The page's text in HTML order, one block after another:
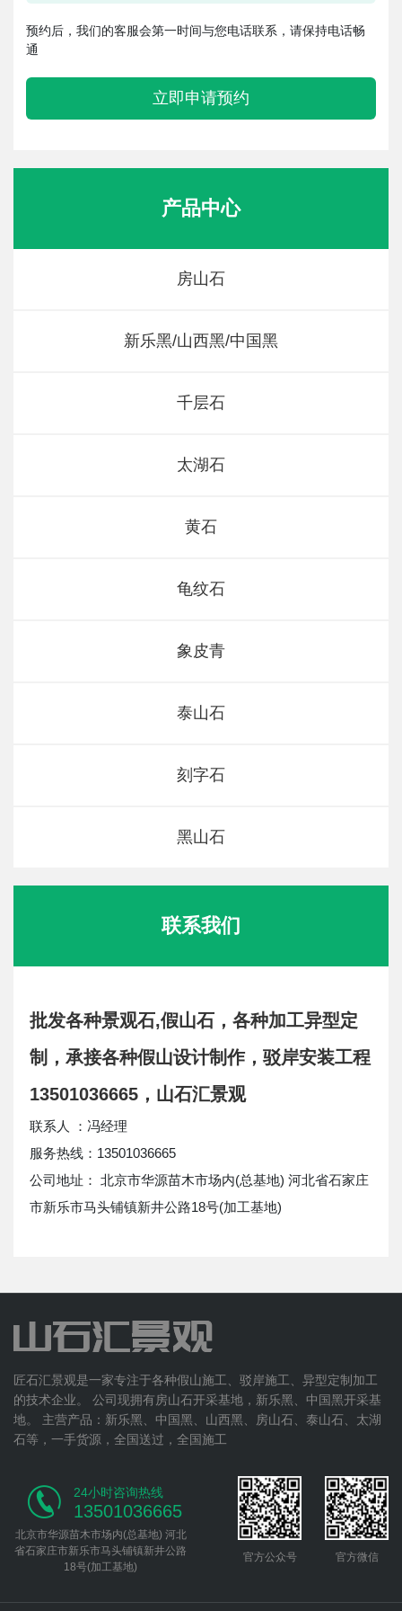
预约后，我们的客服会第一时间与您电话联系，请保持电话畅
通
立即申请预约
产品中心
房山石
新乐黑/山西黑/中国黑
千层石
太湖石
黄石
龟纹石
象皮青
泰山石
刻字石
黑山石
联系我们
批发各种景观石,假山石，各种加工异型定
制，承接各种假山设计制作，驳岸安装工程
13501036665，山石汇景观
联系人 ：冯经理
服务热线：13501036665
公司地址： 北京市华源苗木市场内(总基地) 河北省石家庄
市新乐市马头铺镇新井公路18号(加工基地)
匠石汇景观是一家专注于各种假山施工、驳岸施工、异型定制加工
的技术企业。 公司现拥有房山石开采基地，新乐黑、中国黑开采基
地。 主营产品：新乐黑、中国黑、山西黑、房山石、泰山石、太湖
石等，一手货源，全国送过，全国施工
24小时咨询热线
13501036665
北京市华源苗木市场内(总基地) 河北
省石家庄市新乐市马头铺镇新井公路
18号(加工基地)
官方公众号 官方微信